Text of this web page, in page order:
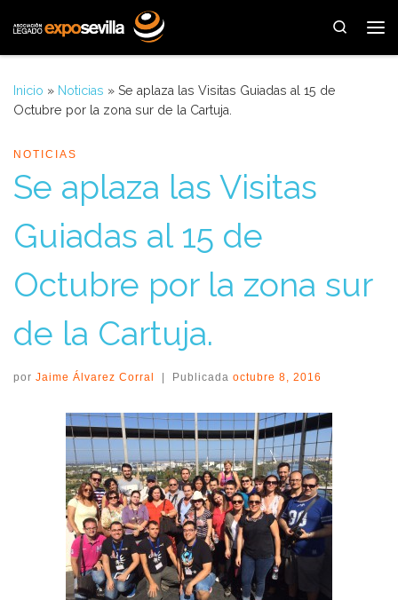
Saltar al contenido
Search
Inicio » Noticias » Se aplaza las Visitas Guiadas al 15 de
Octubre por la zona sur de la Cartuja.
NOTICIAS
Se aplaza las Visitas
Guiadas al 15 de
Octubre por la zona sur
de la Cartuja.
por Jaime Álvarez Corral | Publicada octubre 8, 2016